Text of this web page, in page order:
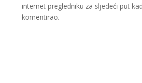
internet pregledniku za sljedeći put
komentirao.